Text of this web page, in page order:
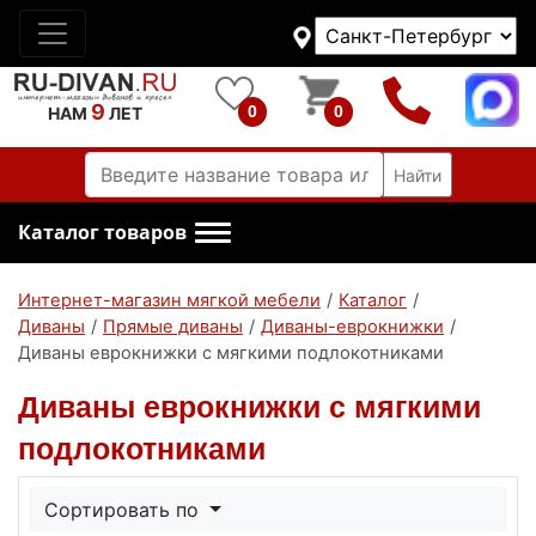
НАМ 9 ЛЕТ 0 0
Найти
Каталог товаров
Интернет-магазин мягкой мебели / Каталог /
Диваны / Прямые диваны / Диваны-еврокнижки /
Диваны еврокнижки с мягкими подлокотниками
Диваны еврокнижки с мягкими
подлокотниками
Сортировать по